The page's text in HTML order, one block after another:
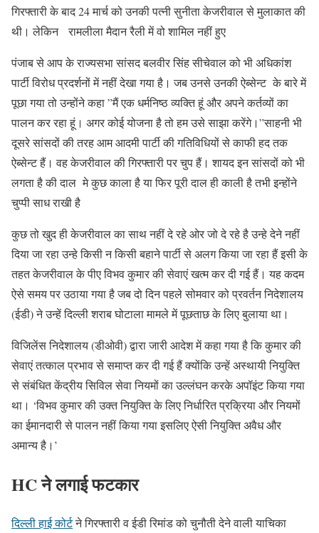
गिरफ्तारी के बाद 24 मार्च को उनकी पत्नी सुनीता केजरीवाल से मुलाकात की
थी। लेकिन रामलीला मैदान रैली में वो शामिल नहीं हुए
पंजाब से आप के राज्यसभा सांसद बलवीर सिंह सीचेवाल को भी अधिकांश
पार्टी विरोध प्रदर्शनों में नहीं देखा गया है। जब उनसे उनकी ऐब्सेन्ट के बारे में
पूछा गया तो उन्होंने कहा ”मैं एक धर्मनिष्ठ व्यक्ति हूं और अपने कर्तव्यों का
पालन कर रहा हूं। अगर कोई योजना है तो हम उसे साझा करेंगे।”साहनी भी
दूसरे सांसदों की तरह आम आदमी पार्टी की गतिविधियों से काफी हद तक
ऐब्सेन्ट हैं। वह केजरीवाल की गिरफ्तारी पर चुप हैं। शायद इन सांसदों को भी
लगता है की दाल मे कुछ काला है या फिर पूरी दाल ही काली है तभी इन्होंने
चुप्पी साध राखी है
कुछ तो खुद ही केजरीवाल का साथ नहीं दे रहे ओर जो दे रहे है उन्हे देने नहीं
दिया जा रहा उन्हे किसी न किसी बहाने पार्टी से अलग किया जा रहा हैं इसी के
तहत केजरीवाल के पीए विभव कुमार की सेवाएं खत्म कर दी गई हैं। यह कदम
ऐसे समय पर उठाया गया है जब दो दिन पहले सोमवार को प्रवर्तन निदेशालय
(ईडी) ने उन्हें दिल्ली शराब घोटाला मामले में पूछताछ के लिए बुलाया था।
विजिलेंस निदेशालय (डीओवी) द्वारा जारी आदेश में कहा गया है कि कुमार की
सेवाएं तत्काल प्रभाव से समाप्त कर दी गई हैं क्योंकि उन्हें अस्थायी नियुक्ति
से संबंधित केंद्रीय सिविल सेवा नियमों का उल्लंघन करके अपॉइंट किया गया
था। ‘विभव कुमार की उक्त नियुक्ति के लिए निर्धारित प्रक्रिया और नियमों
का ईमानदारी से पालन नहीं किया गया इसलिए ऐसी नियुक्ति अवैध और
अमान्य है।’
HC ने लगाई फटकार
दिल्ली हाई कोर्टने गिरफ्तारी व ईडी रिमांड को चुनौती देने वाली याचिका